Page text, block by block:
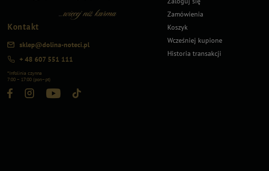
Kontakt
sklep@dolina-noteci.pl
+ 48 607 551 111
*Infolinia czynna
7:00 – 17:00 (pon–pt)
Zamówienia
Koszyk
Wcześniej kupione
Historia transakcji